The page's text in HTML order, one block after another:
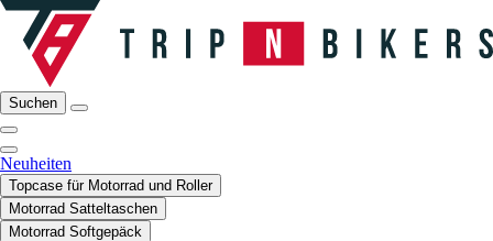
Suchen
Neuheiten
Topcase für Motorrad und Roller
Motorrad Satteltaschen
Motorrad Softgepäck